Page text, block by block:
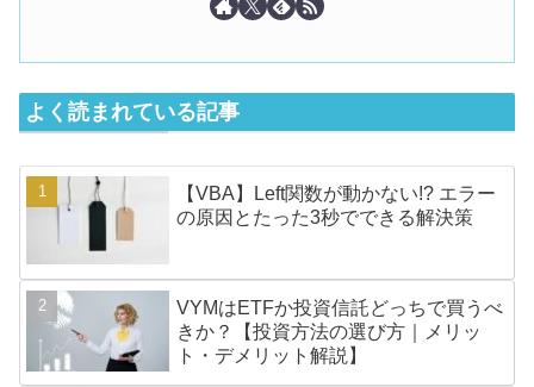
よく読まれている記事
【VBA】Left関数が動かない!? エラー
の原因とたった3秒でできる解決策
VYMはETFか投資信託どっちで買うべ
きか？【投資方法の選び方｜メリッ
ト・デメリット解説】